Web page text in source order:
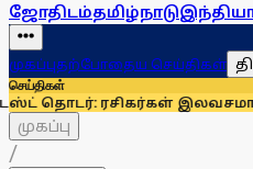
ஜோதிடம்தமிழ்நாடு
முகப்புதற்போதைய செய்திகள்
செய்திகள்
இலவசமாக கண்டு
முகப்பு
/